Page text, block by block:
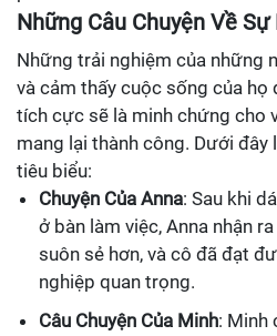
Những Câu Chuyện Về
Những trải nghiệm của những
và cảm thấy cuộc sống của
tích cực sẽ là minh chứng cho
mang lại thành công. Dưới đây
tiêu biểu:
Chuyện Của Anna: Sau khi
ở bàn làm việc, Anna nhận
suôn sẻ hơn, và cô đã đạt
nghiệp quan trọng.
Câu Chuyện Của Minh: Minh